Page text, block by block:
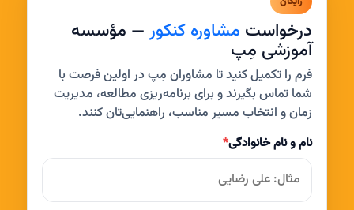
درخواست مشاوره کنکور— مؤسسه
آموزشی مِپ
فرم را تکمیل کنید تا مشاوران مِپ در اولین فرصت با
شما تماس بگیرند و برای برنامه‌ریزی مطالعه، مدیریت
زمان و انتخاب مسیر مناسب، راهنمایی‌تان کنند.
نام و نام خانوادگی*